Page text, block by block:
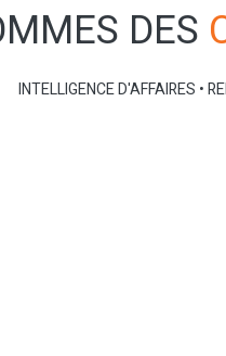
DES
INTELLIGENCE D'AFFAIRES •